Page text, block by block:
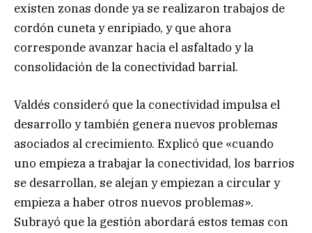
existen zonas donde ya se realizaron trabajos de
cordón cuneta y enripiado, y que ahora
corresponde avanzar hacia el asfaltado y la
consolidación de la conectividad barrial.
Valdés consideró que la conectividad impulsa el
desarrollo y también genera nuevos problemas
asociados al crecimiento. Explicó que «cuando
uno empieza a trabajar la conectividad, los barrios
se desarrollan, se alejan y empiezan a circular y
empieza a haber otros nuevos problemas».
Subrayó que la gestión abordará estos temas con